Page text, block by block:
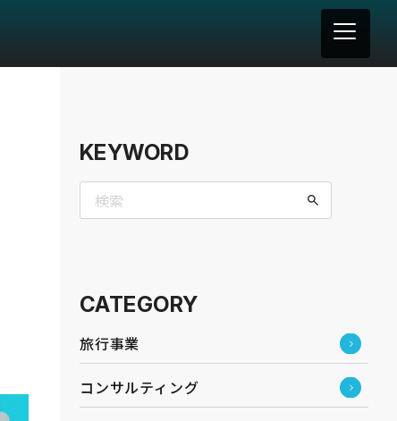
KEYWORD
CATEGORY
旅行事業
コンサルティング